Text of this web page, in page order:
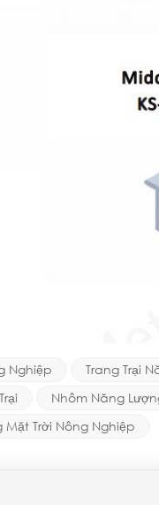
Nghiệp Trang Trại
Nhôm Năng
Mặt Trời Nông Nghiệp